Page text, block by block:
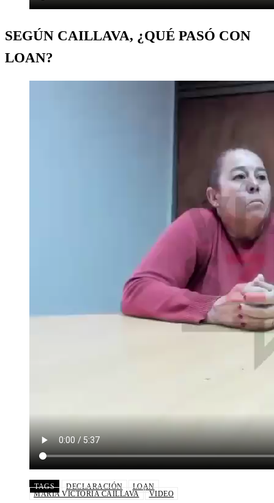
SEGÚN CAILLAVA, ¿QUÉ PASÓ CON
LOAN?
TAGS DECLARACIÓN
LOAN
MARÍA VICTORIA CAILLAVA
VIDEO